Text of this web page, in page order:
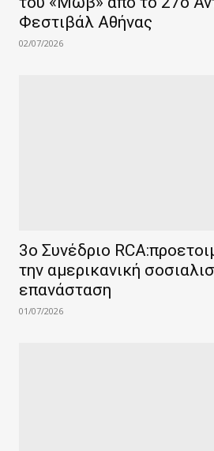
Φεστιβάλ Αθήνας
02/07/2026
3ο Συνέδριο
την αμερικανική
επανάσταση
01/07/2026